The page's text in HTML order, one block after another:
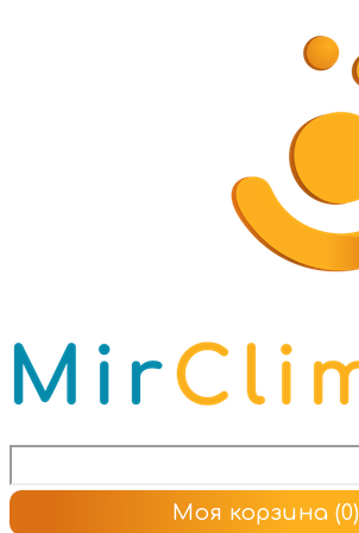
Моя корзина (0)